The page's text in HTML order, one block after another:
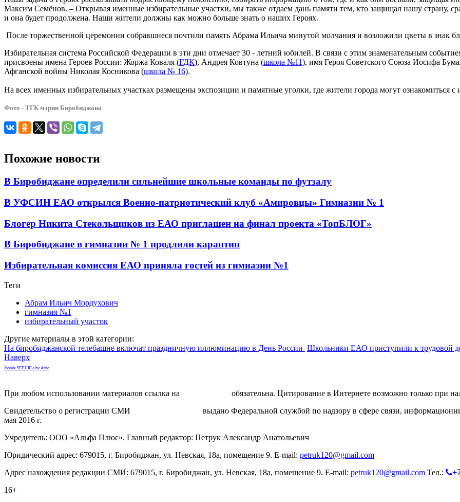
Максим Семёнов. – Открывая именные избирательные участки, мы также отдаем дань памяти тем, кто защищал нашу страну,
и она будет продолжена. Наши жители должны как можно больше знать о наших Героях.
После торжественной церемонии собравшиеся почтили память Абрама Ильича минутой молчания и возложили цветы в знак
Избирательная система Российской Федерации в эти дни отмечает 30 - летний юбилей. В связи с этим знаменательным
присвоены имена Героев России: Жоржа Коваля (ГДК), Андрея Ковтуна (школа №11), имя Героя Советского Союза Иосифа
Афганской войны Николая Косникова (школа № 16).
На всех именных избирательных участках размещены экспозиции и памятные уголки, где жители города могут ознакомиться
Фото - ТГК мэрии Биробиджана
Похожие новости
В Биробиджане определили сильнейшие школьные команды по футзалу
В УФСИН ЕАО открылся Военно-патриотический клуб «Амировцы» Гимназии № 1
Блогер Никита Стекольщиков из ЕАО приглашен на финал проекта «ТопБЛОГ»
В Биробиджане в гимназии № 1 продлили карантин
Избирательная комиссия ЕАО приняла гостей из гимназии №1
Теги
Абрам Ильич Мордухович
гимназия №1
избирательный участок
Другие материалы в этой категории:
На биробиджанской телебашне включат праздничную иллюминацию в День России Школьники ЕАО приступили к трудовой
Наверх
Joomla SEF URLs by Artio
При любом использовании материалов ссылка на
обязательна. Цитирование в Интернете возможно только при
Свидетельство о регистрации СМИ
выдано Федеральной службой по надзору в сфере связи,
мая 2016 г.
Учредитель: ООО «Альфа Плюс». Главный редактор: Петрук Александр Анатольевич
Юридический адрес: 679015, г. Биробиджан, ул. Невская, 18а, помещение 9. E-mail: petruk120@gmail.com
Адрес нахождения редакции СМИ: 679015, г. Биробиджан, ул. Невская, 18а, помещение 9. E-mail: petruk120@gmail.com Тел.:
16+